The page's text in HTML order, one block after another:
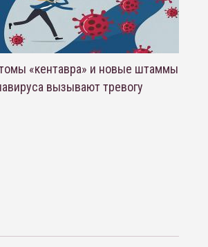
«кентавра» и новые штаммы
вызывают тревогу